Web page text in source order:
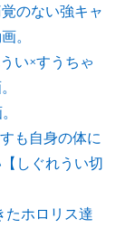
のない強キャ
。
い×すうちゃ
も自身の体に
しぐれうい切
ホロリス達